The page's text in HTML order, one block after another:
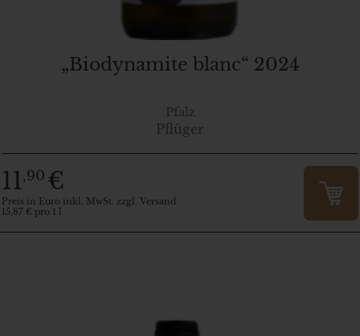
„Biodynamite blanc“ 2024
Pfalz
Pflüger
11,90 €
Preis in Euro inkl. MwSt. zzgl. Versand
15,87 € pro 1 l